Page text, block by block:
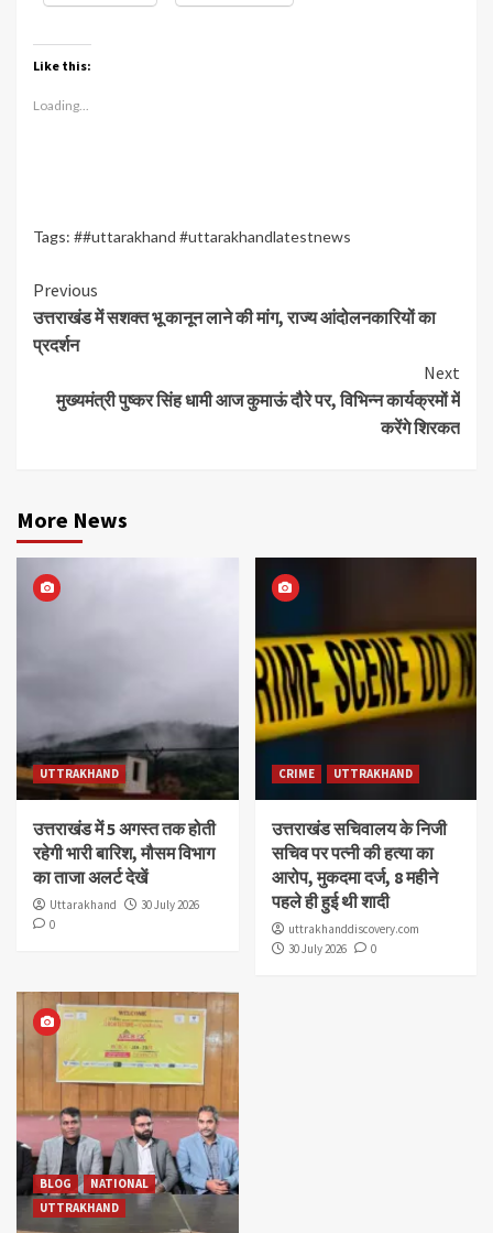
Like this:
Loading...
Tags: ##uttarakhand #uttarakhandlatestnews
Continue
Reading
Previous
उत्तराखंड में सशक्त भू कानून लाने की मांग, राज्य आंदोलनकारियों का
प्रदर्शन
Next
मुख्यमंत्री पुष्कर सिंह धामी आज कुमाऊं दौरे पर, विभिन्न कार्यक्रमों में
करेंगे शिरकत
More News
UTTRAKHAND
उत्तराखंड में 5 अगस्त तक होती
रहेगी भारी बारिश, मौसम विभाग
का ताजा अलर्ट देखें
Uttarakhand
30 July 2026
0
CRIME UTTRAKHAND
उत्तराखंड सचिवालय के निजी
सचिव पर पत्नी की हत्या का
आरोप, मुकदमा दर्ज, 8 महीने
पहले ही हुई थी शादी
uttrakhanddiscovery.com
30 July 2026
0
BLOG
NATIONAL
UTTRAKHAND